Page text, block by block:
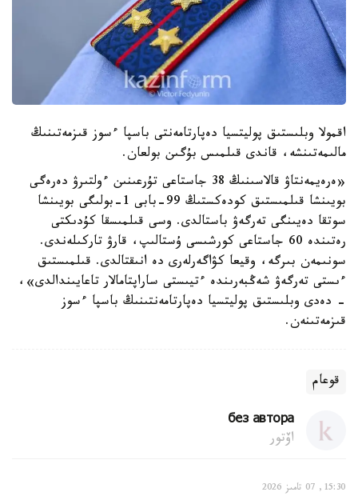
اقمولا وبلىستىق پوليتسيا دەپارتامەنتى باسپا ءسوز قىزمەتىنىڭ
مالىمەتىنشە، قاندى قىلمىس بۇگىن بولعان.
«ەرەيمەنتاۋ قالاسىنىڭ 38 جاستاعى تۇرعىنىن ءولتىرۋ دەرەگى
بويىنشا قىلمىستىق كودەكستىڭ 99-بابى 1-بولىگى بويىنشا
سوتقا دەيىنگى تەرگەۋ باستالدى. وسى قىلمىسقا كۇدىكتى
رەتىندە 60 جاستاعى كورشىسى ۇستالىپ، قارۋ تاركىلەندى.
سونىمەن بىرگە، وقيعا كۋاگەرلەرى دە انىقتالدى. قىلمىستىق
ءىستى تەرگەۋ شەڭبەرىندە ءتيىستى ساراپتامالار تاعايىندالدى»،
- دەدى وبلىستىق پوليتسيا دەپارتامەنتىنىڭ باسپا ءسوز
قىزمەتىنەن.
قوعام
без автора
اۆتور
15:30, 07 تامىز 2026